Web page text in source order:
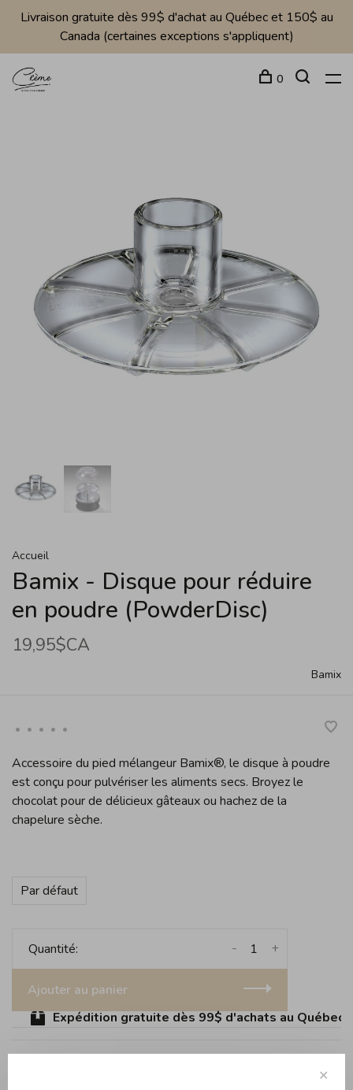
Livraison gratuite dès 99$ d'achat au Québec et 150$ au
Canada (certaines exceptions s'appliquent)
0
Accueil
Bamix - Disque pour réduire
en poudre (PowderDisc)
19,95$CA
Bamix
• • • • •
Accessoire du pied mélangeur Bamix®, le disque à poudre
est conçu pour pulvériser les aliments secs. Broyez le
chocolat pour de délicieux gâteaux ou hachez de la
chapelure sèche.
Par défaut
Quantité: +
-
Ajouter au panier
Expédition gratuite dès 99$ d'achats au Québec
✕